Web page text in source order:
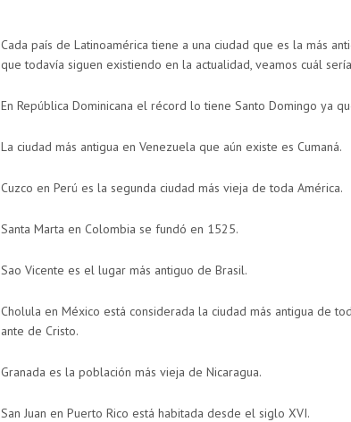
Cada país de Latinoamérica tiene a una ciudad que es la más
que todavía siguen existiendo en la actualidad, veamos cuál
En República Dominicana el récord lo tiene Santo Domingo ya
La ciudad más antigua en Venezuela que aún existe es Cumaná.
Cuzco en Perú es la segunda ciudad más vieja de toda América.
Santa Marta en Colombia se fundó en 1525.
Sao Vicente es el lugar más antiguo de Brasil.
Cholula en México está considerada la ciudad más antigua de
ante de Cristo.
Granada es la población más vieja de Nicaragua.
San Juan en Puerto Rico está habitada desde el siglo XVI.